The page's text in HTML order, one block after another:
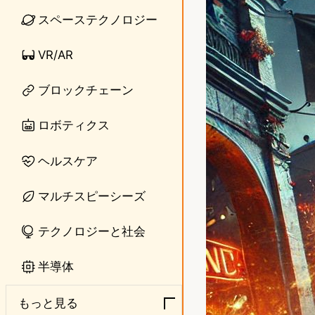
スペーステクノロジー
VR/AR
ブロックチェーン
ロボティクス
ヘルスケア
マルチスピーシーズ
テクノロジーと社会
半導体
もっと見る
e
t
o
d
o
n